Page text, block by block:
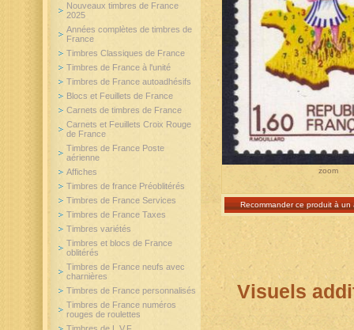
zoom
Recommander ce produit à un
Visuels
Nouveaux timbres de France
2025
Années complètes de timbres de
France
Timbres Classiques de France
Timbres de France à l'unité
Timbres de France autoadhésifs
Blocs et Feuillets de France
Carnets de timbres de France
Carnets et Feuillets Croix Rouge
de France
Timbres de France Poste
aérienne
Affiches
Timbres de france Préoblitérés
Timbres de France Services
Timbres de France Taxes
Timbres variétés
Timbres et blocs de France
oblitérés
Timbres de France neufs avec
charnières
Timbres de France personnalisés
Timbres de France numéros
rouges de roulettes